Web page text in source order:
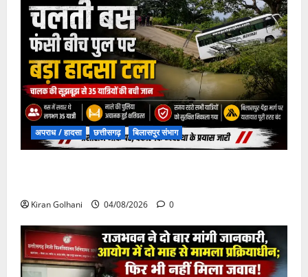
अपराध / हादसा छत्तीसगढ़ बिलासपुर संभाग
Kiran Golhani 04/08/2026 0